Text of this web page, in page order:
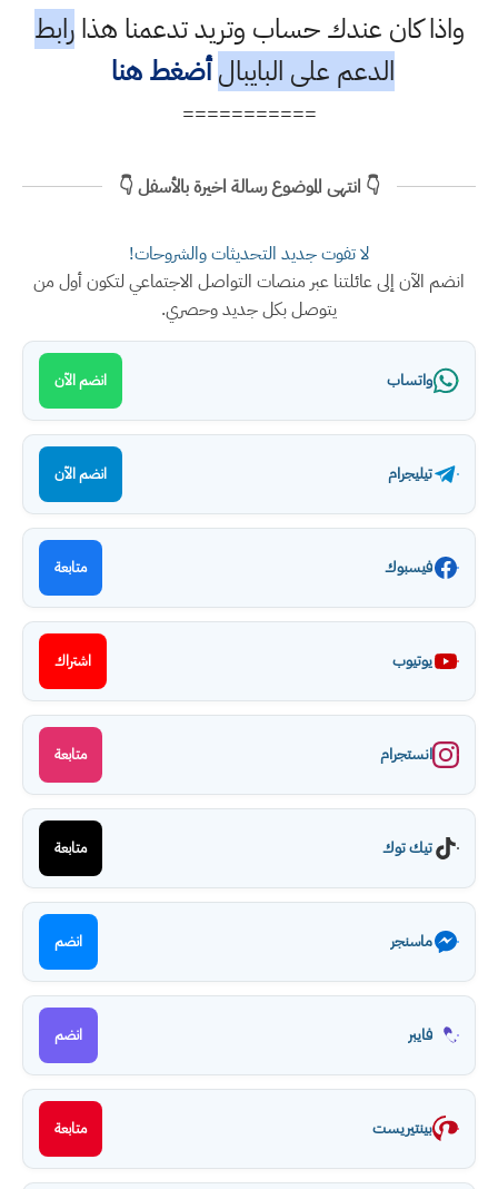
واذا كان عندك حساب وتريد تدعمنا هذارابط
الدعم على البايبال أضغط هنا
===========
👇 انتهى الموضوع رسالة اخيرة بالأسفل 👇
لا تفوت جديد التحديثات والشروحات!
انضم الآن إلى عائلتنا عبر منصات التواصل الاجتماعي لتكون أول من
يتوصل بكل جديد وحصري.
واتساب انضم الآن
تيليجرام انضم الآن
فيسبوك متابعة
يوتيوب اشتراك
انستجرام متابعة
تيك توك متابعة
ماسنجر انضم
فايبر انضم
بينتيريست متابعة